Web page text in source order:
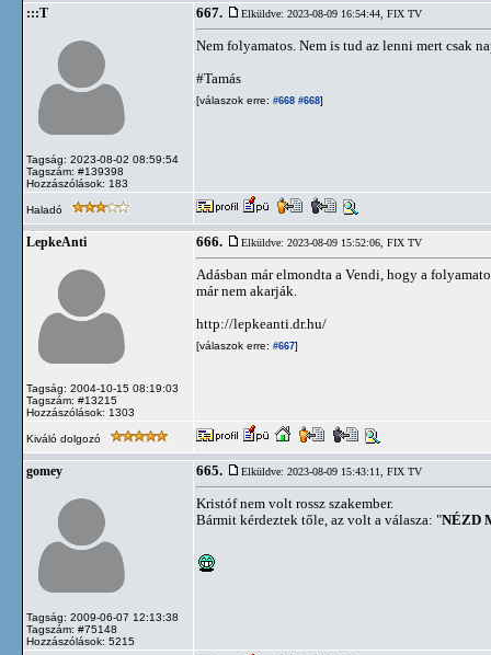
:::T
Tagság: 2023-08-02 08:59:54
Tagszám: #139398
Hozzászólások: 183
667. Elküldve: 2023-08-09 16:54:44, FIX TV
Nem folyamatos. Nem is tud az lenni mert csak
#Tamás
[válaszok erre: #668 #668]
Haladó
LepkeAnti
Tagság: 2004-10-15 08:19:03
Tagszám: #13215
Hozzászólások: 1303
666. Elküldve: 2023-08-09 15:52:06, FIX TV
Adásban már elmondta a Vendi, hogy a
már nem akarják.
http://lepkeanti.dr.hu/
[válaszok erre: #667]
Kiváló dolgozó
gomey
Tagság: 2009-06-07 12:13:38
Tagszám: #75148
Hozzászólások: 5215
665. Elküldve: 2023-08-09 15:43:11, FIX TV
Kristóf nem volt rossz szakember.
Bármit kérdeztek tőle, az volt a válasza: "NÉZD